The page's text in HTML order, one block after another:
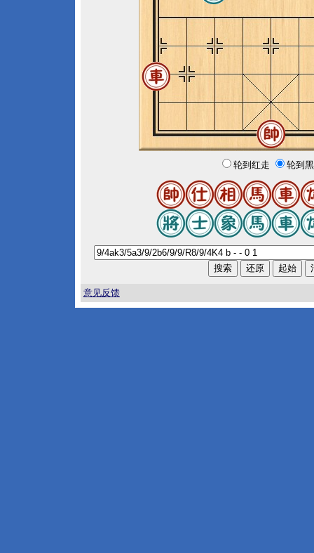
轮到红走 轮到
意见反馈